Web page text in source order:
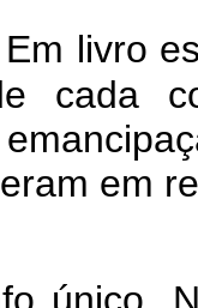
livro
cada
em